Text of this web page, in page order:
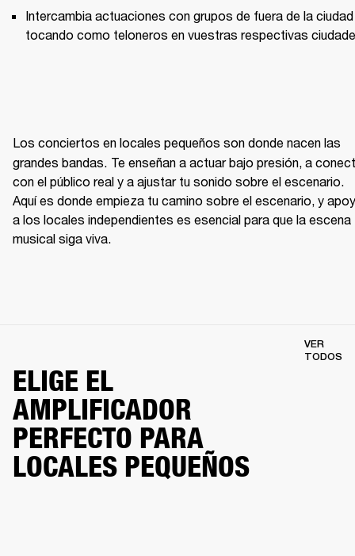
Intercambia actuaciones con grupos de fuera de la ciudad
tocando como teloneros en vuestras respectivas
Los conciertos en locales pequeños son donde nacen las
grandes bandas. Te enseñan a actuar bajo presión, a
con el público real y a ajustar tu sonido sobre el escenario.
Aquí es donde empieza tu camino sobre el escenario, y
a los locales independientes es esencial para que la escena
musical siga viva.
ELIGE EL
AMPLIFICADOR
PERFECTO PARA
LOCALES PEQUEÑOS
VER
TODOS